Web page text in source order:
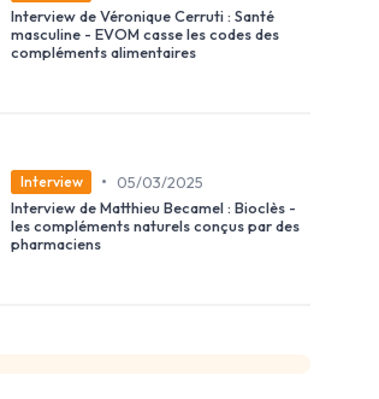
Interview de Véronique Cerruti : Santé
masculine - EVOM casse les codes des
compléments alimentaires
Interview •
05/03/2025
Interview de Matthieu Becamel : Bioclès -
les compléments naturels conçus par des
pharmaciens